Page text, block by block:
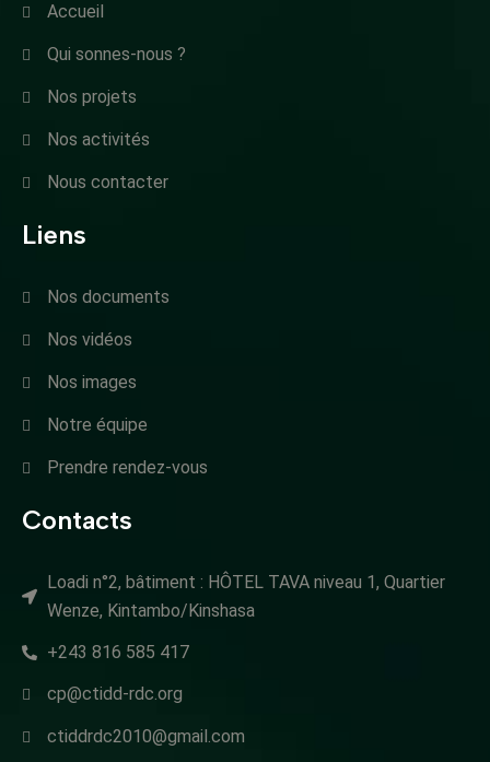
Accueil
Qui sonnes-nous ?
Nos projets
Nos activités
Nous contacter
Liens
Nos documents
Nos vidéos
Nos images
Notre équipe
Prendre rendez-vous
Contacts
Loadi n°2, bâtiment : HÔTEL TAVA niveau 1, Quartier
Wenze, Kintambo/Kinshasa
+243 816 585 417
cp@ctidd-rdc.org
ctiddrdc2010@gmail.com